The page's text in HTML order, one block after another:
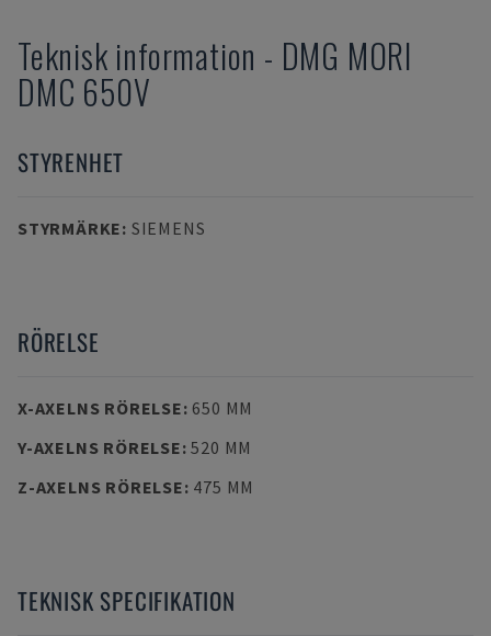
Teknisk information - DMG MORI
DMC 650V
STYRENHET
STYRMÄRKE: SIEMENS
RÖRELSE
X-AXELNS RÖRELSE: 650 MM
Y-AXELNS RÖRELSE:520 MM
Z-AXELNS RÖRELSE: 475 MM
TEKNISK SPECIFIKATION